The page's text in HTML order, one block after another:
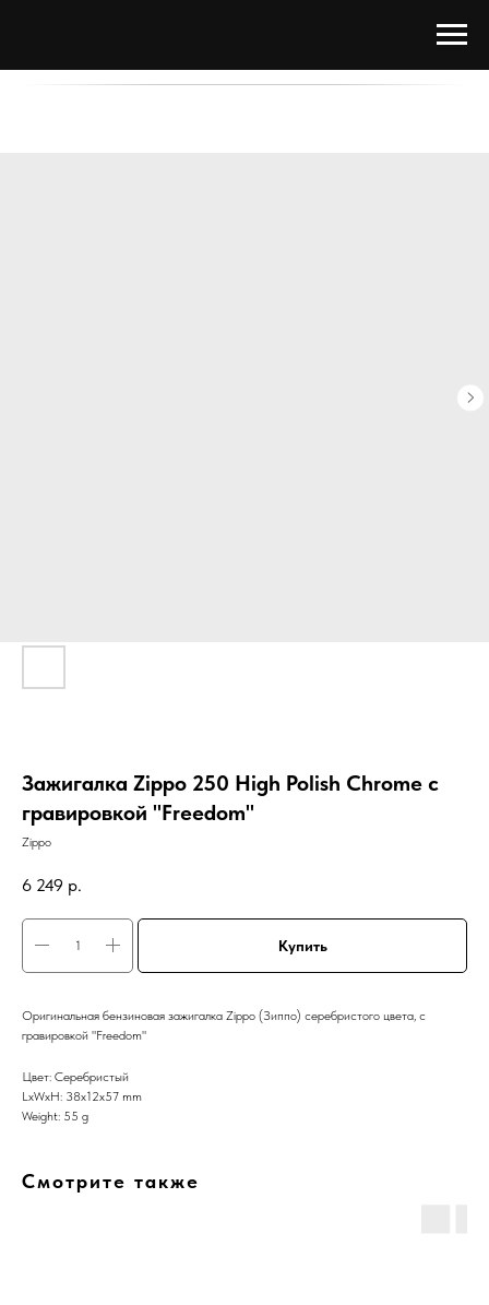
Зажигалка Zippo 250 High Polish Chrome с
гравировкой "Freedom"
Zippo
6 249 р.
Купить
Оригинальная бензиновая зажигалка Zippo (Зиппо) серебристого цвета, с
гравировкой "Freedom"
Цвет: Серебристый
LxWxH: 38x12x57 mm
Weight: 55 g
Смотрите также